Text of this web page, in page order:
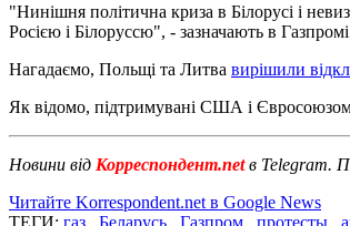
"Нинішня політична криза в Білорусі і
Росією і Білоруссю", - зазначають в
Нагадаємо, Польщі та Литва вирішили
Як відомо, підтримувані США і
Новини від Корреспондент.netв Telegram.
Читайте Korrespondent.net в Google News
ТЕГИ: газ, Беларусь, Газпром, протесты,